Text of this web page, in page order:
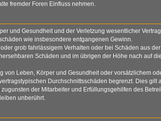
fremder Foren Einfluss nehmen.
und Gesundheit und der Verletzung wesentlicher
wie insbesondere entgangenen Gewinn.
grob fahrlässigem Verhalten oder bei Schäden aus
Schäden und im übrigen der Höhe nach auf
Leben, Körper und Gesundheit oder vorsätzlichem
Durchschnittsschäden begrenzt. Dies
der Mitarbeiter und Erfüllungsgehilfen des
unberührt.